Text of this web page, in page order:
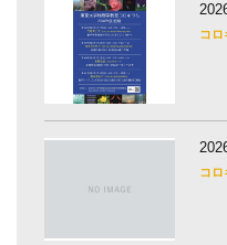
コロ
コロ